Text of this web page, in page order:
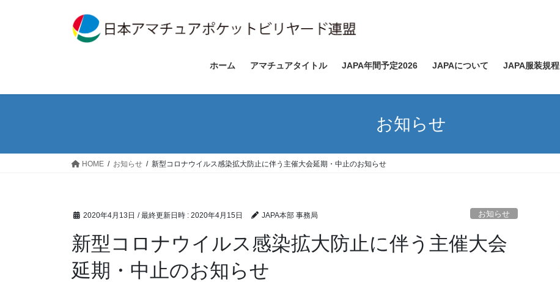
ス
ン
ホーム アマチュアタイトル JAPA年間予定2026 JAPAについて JAPA服装規程
お知らせ
HOME お知らせ 新型コロナウイルス感染拡大防止に伴う主催大会延期・中止のお知らせ
2020年4月13日 / 最終更新日時 : 2020年4月15日 JAPA本部 事務局 お知らせ
新型コロナウイルス感染拡大防止に伴う主催大会
延期・中止のお知らせ